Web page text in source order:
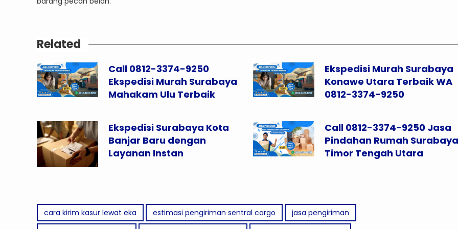
Related
Call 0812-3374-9250
Ekspedisi Murah Surabaya
Mahakam Ulu Terbaik
Ekspedisi Murah Surabaya
Konawe Utara Terbaik WA
0812-3374-9250
Ekspedisi Surabaya Kota
Banjar Baru dengan
Layanan Instan
Call 0812-3374-9250 Jasa
Pindahan Rumah Surabaya
Timor Tengah Utara
cara kirim kasur lewat eka estimasi pengiriman sentral cargo
jasa pengiriman